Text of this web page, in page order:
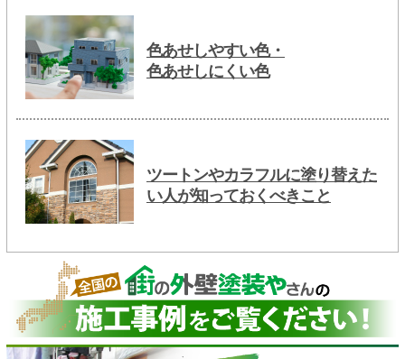
色あせしやすい色・
色あせしにくい色
ツートンやカラフルに塗り替えた
い人が知っておくべきこと